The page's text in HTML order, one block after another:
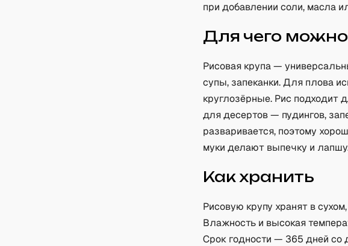
при добавлении соли, масла
Для чего
Рисовая крупа —
супы, запеканки. Для плова
круглозёрные. Рис подходит
для десертов — пудингов,
разваривается, поэтому
муки делают выпечку и
Как хранить
Рисовую крупу хранят в
Влажность и высокая
Срок годности — 365 дней со